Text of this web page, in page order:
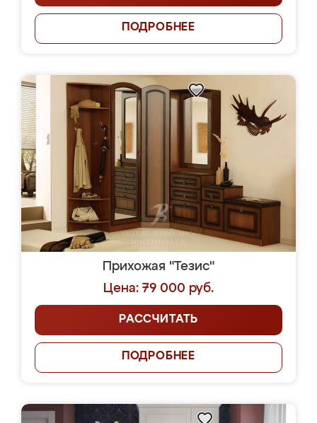
ПОДРОБНЕЕ
Прихожая "Тезис"
Цена: 79 000 руб.
РАССЧИТАТЬ
ПОДРОБНЕЕ